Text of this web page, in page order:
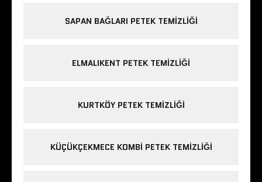
SAPAN BAĞLARI PETEK TEMIZLIĞI
ELMALIKENT PETEK TEMIZLIĞI
KURTKÖY PETEK TEMIZLIĞI
KÜÇÜKÇEKMECE KOMBI PETEK TEMIZLIĞI